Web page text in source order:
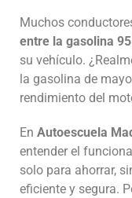
Muchos
entre la gasolina
su vehículo.
la gasolina de
rendimiento del
En Autoescuela
entender el
solo para ahorrar,
eficiente y segura.